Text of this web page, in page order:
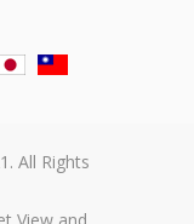
All Rights